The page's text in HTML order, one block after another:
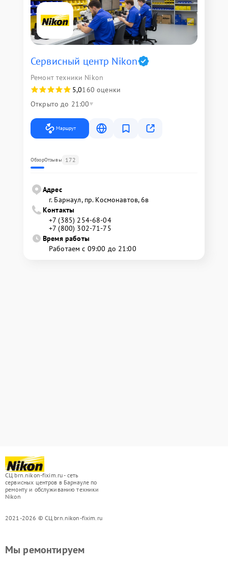
Сервисный центр Nikon
Ремонт техники Nikon
5,0160 оценки
Открыто до 21:00
Маршрут
ОбзорОтзывы 172
Адрес
г. Барнаул, ​пр. Космонавтов, 6в
Контакты
+7 (385) 254-68-04
+7 (800) 302-71-75
Время работы
Работаем с 09:00 до 21:00
СЦ brn.nikon-fixim.ru - сеть
сервисных центров в Барнауле по
ремонту и обслуживанию техники
Nikon
2021-2026 © СЦ brn.nikon-fixim.ru
Мы ремонтируем